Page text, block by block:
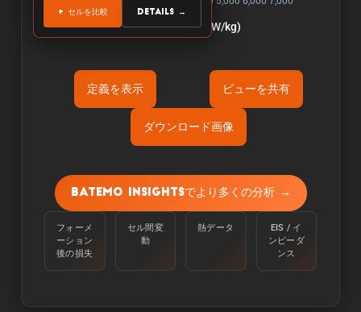
+ セルを比較 Details →
定義を表示 ビューを共有
ダウンロード画像
容量は、周囲温度25℃で、100%から定電流
C/10で下限電圧に達するまで放電させて測定す
る。
Òé¿ÒâìÒâ½Òé«Òâ╝:
エネルギーは、周囲温度25℃のセルを100％か
Batemo Insightsでより多くの分析 →
フォーメ
ーション
後の損失
セル間変
動
熱データ
EIS / イ
ンピーダ
ンス